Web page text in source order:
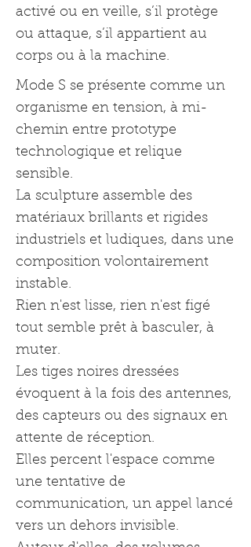
activé ou en veille, s’il protège
ou attaque, s’il appartient au
corps ou à la machine.
Mode S se présente comme un
organisme en tension, à mi-
chemin entre prototype
technologique et relique
sensible.
La sculpture assemble des
matériaux brillants et rigides
industriels et ludiques, dans une
composition volontairement
instable.
Rien n'est lisse, rien n'est figé
tout semble prêt à basculer, à
muter.
Les tiges noires dressées
évoquent à la fois des antennes,
des capteurs ou des signaux en
attente de réception.
Elles percent l'espace comme
une tentative de
communication, un appel lancé
vers un dehors invisible.